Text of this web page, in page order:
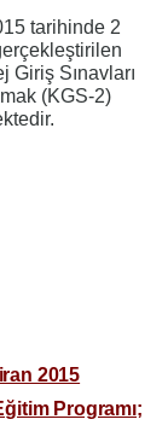
tarihinde 2
Giriş Sınavları
(KGS-2)
2015
Programı;